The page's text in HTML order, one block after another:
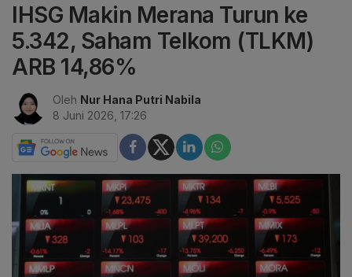
IHSG Makin Merana Turun ke
5.342, Saham Telkom (TLKM)
ARB 14,86%
Oleh Nur Hana Putri Nabila
8 Juni 2026, 17:26